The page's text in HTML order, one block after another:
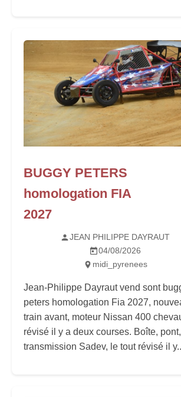
BUGGY PETERS
homologation FIA
2027
JEAN PHILIPPE DAYRAUT
04/08/2026
midi_pyrenees
Jean-Philippe Dayraut vend sont
peters homologation Fia 2027,
train avant, moteur Nissan 400
révisé il y a deux courses. Boîte, pont,
transmission Sadev, le tout révisé il